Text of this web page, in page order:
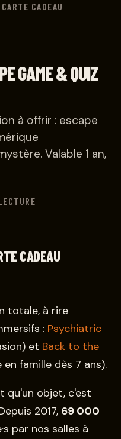
CARTE CADEAU
GAME & QUIZ
à offrir : escape
Valable 1 an,
CADEAU
totale, à rire
: Psychiatric
et Back to the
famille dès 7 ans).
qu'un objet, c'est
2017, 69 000
par nos salles à